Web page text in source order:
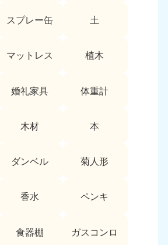
スプレー缶 土
マットレス 植木
婚礼家具 体重計
木材 本
ダンベル 菊人形
香水 ペンキ
食器棚 ガスコンロ
無休 9:00〜19:00 年中無休
050-1881-5260
無休
石川県
9:00〜19:00 年中無休
050-1881-5257
無休